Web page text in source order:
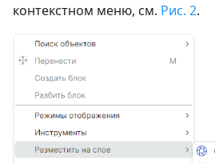
контекстном меню, см. Рис. 2.